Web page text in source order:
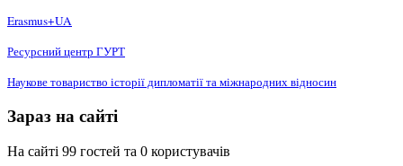
Erasmus+UA
Ресурсний центр ГУРТ
Наукове товариство історії дипломатії та міжнародних відносин
Зараз на сайті
На сайті 99 гостей та 0 користувачів